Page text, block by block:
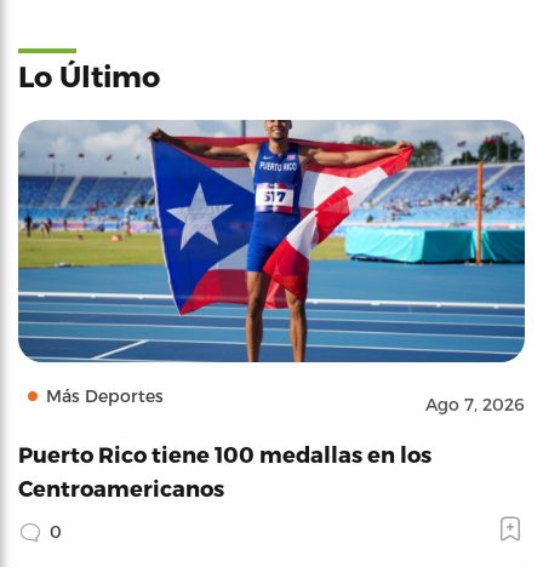
Lo Último
Más Deportes Ago 7, 2026
Puerto Rico tiene 100 medallas en los
Centroamericanos
0